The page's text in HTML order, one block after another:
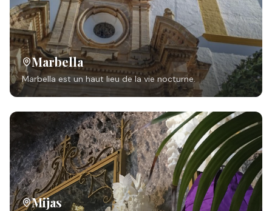
Marbella
Marbella est un haut lieu de la vie nocturne.
Mijas